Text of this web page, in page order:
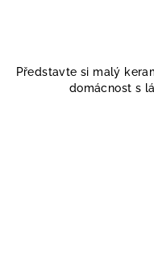
Představte si malý
domácnost s